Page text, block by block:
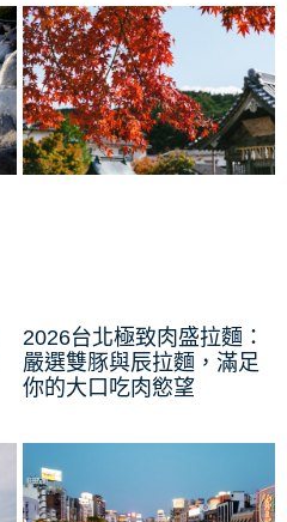
2026台北極致肉盛拉麵：
嚴選雙豚與辰拉麵，滿足
你的大口吃肉慾望